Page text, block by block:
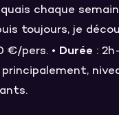
chaque
toujours, je
€/pers. • Durée :